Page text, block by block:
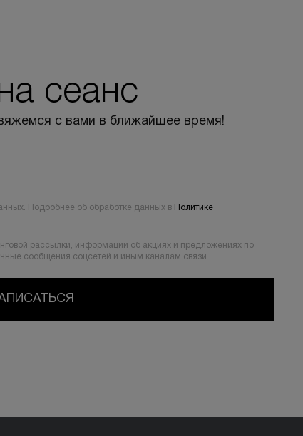
сеанс
с вами в ближайшее время!
Подробнее об обработке данных в
Политике
рассылки, информации об акциях и предложениях по
сообщения соцсетей и иным каналам связи.